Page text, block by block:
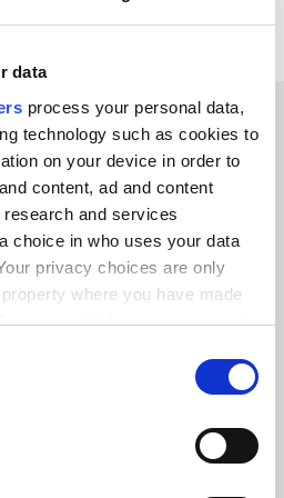
data
process your personal data,
technology such as cookies to
on your device in order to
content, ad and content
and services
choice in who uses your data
privacy choices are only
where you have made
or withdraw your consent
your geographical location
wat ons
in de ogen van
klanten
het eerst controle
We weten